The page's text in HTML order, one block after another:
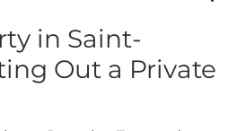
in Saint-
Out a Private